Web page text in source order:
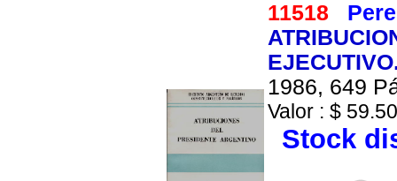
11518
1986, 649
Valor : $
Stock